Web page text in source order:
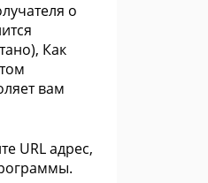
о
Как
вам
URL адрес,